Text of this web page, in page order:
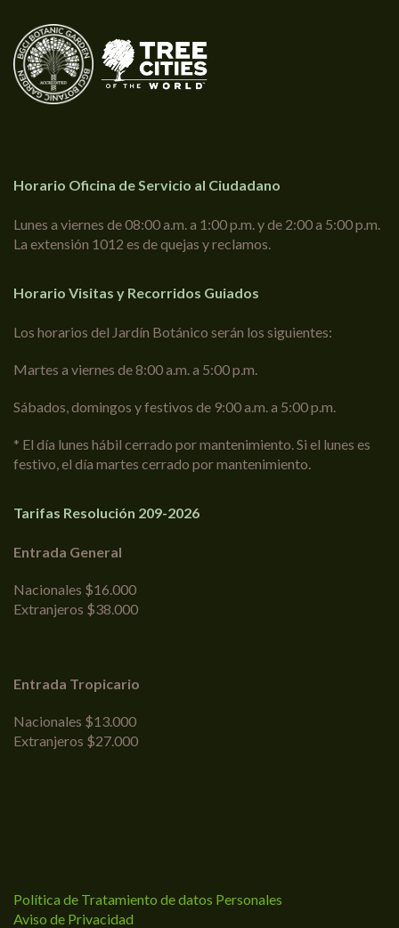
Horario Oficina de Servicio al Ciudadano
Lunes a viernes de 08:00 a.m. a 1:00 p.m. y de 2:00 a 5:00 p.m.
La extensión 1012 es de quejas y reclamos.
Horario Visitas y Recorridos Guiados
Los horarios del Jardín Botánico serán los siguientes:
Martes a viernes de 8:00 a.m. a 5:00 p.m.
Sábados, domingos y festivos de 9:00 a.m. a 5:00 p.m.
* El día lunes hábil cerrado por mantenimiento. Si el lunes es
festivo, el día martes cerrado por mantenimiento.
Tarifas Resolución 209-2026
Entrada General
Nacionales $16.000
Extranjeros $38.000
Entrada Tropicario
Nacionales $13.000
Extranjeros $27.000
Política de Tratamiento de datos Personales
Aviso de Privacidad